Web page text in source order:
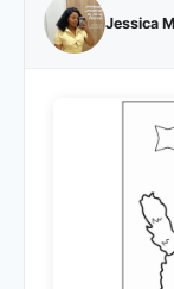
Jessica